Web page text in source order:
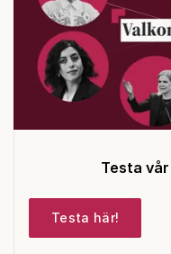
Testa
Testa här!